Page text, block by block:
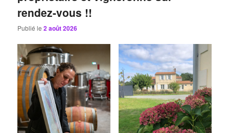
rendez-vous !!
Publié le2 août 2026